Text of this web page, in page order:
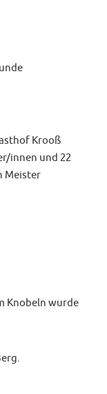
Krooß
innen und 22
Meister
Knobeln wurde